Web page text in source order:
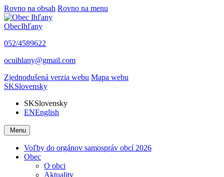
Rovno na obsah Rovno na menu
ObecIhľany
052/4589622
ocuihlany@gmail.com
Zjednodušená verzia webu Mapa webu
SKSlovensky
SKSlovensky
ENEnglish
Menu
Voľby do orgánov samospráv obcí 2026
Obec
O obci
Aktuality